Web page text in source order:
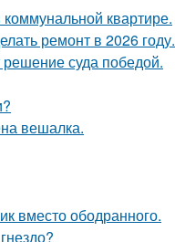
квартире.
ремонт в 2026 году.
решение суда победой.
вешалка.
вместо ободранного.